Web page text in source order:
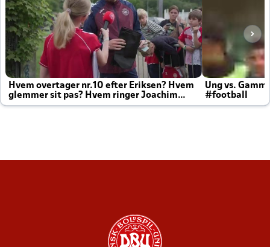
Hvem overtager nr.10 efter Eriksen? Hvem
glemmer sit pas? Hvem ringer Joachim
altid til efter kampe?
Ung vs.
#football